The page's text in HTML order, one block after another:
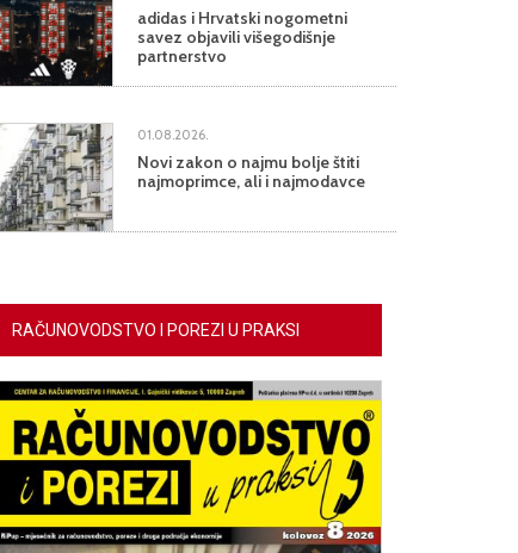
adidas i Hrvatski nogometni
savez objavili višegodišnje
partnerstvo
01.08.2026.
Novi zakon o najmu bolje štiti
najmoprimce, ali i najmodavce
RAČUNOVODSTVO I POREZI U PRAKSI